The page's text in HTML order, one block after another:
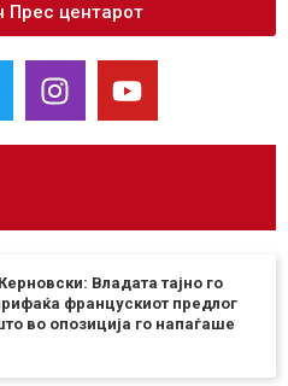
Прес центарот
Владата тајно го
францускиот предлог
во опозиција го напаѓаше